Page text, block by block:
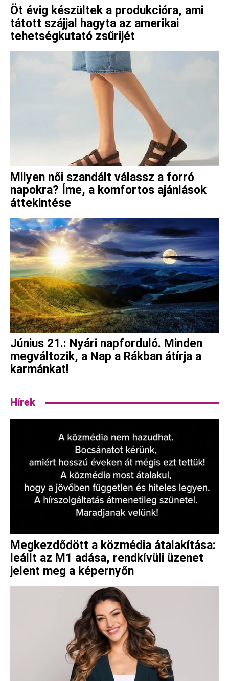
Öt évig készültek a produkcióra, ami
tátott szájjal hagyta az amerikai
tehetségkutató zsűrijét
Milyen női szandált válassz a forró
napokra? Íme, a komfortos ajánlások
áttekintése
Június 21.: Nyári napforduló. Minden
megváltozik, a Nap a Rákban átírja a
karmánkat!
Hírek
Megkezdődött a közmédia átalakítása:
leállt az M1 adása, rendkívüli üzenet
jelent meg a képernyőn